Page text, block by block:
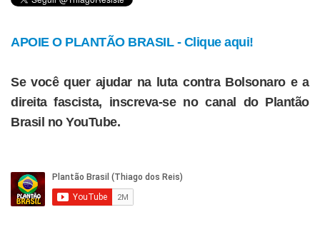
APOIE O PLANTÃO BRASIL - Clique aqui!
Se você quer ajudar na luta contra Bolsonaro e a
direita fascista, inscreva-se no canal do Plantão
Brasil no YouTube.